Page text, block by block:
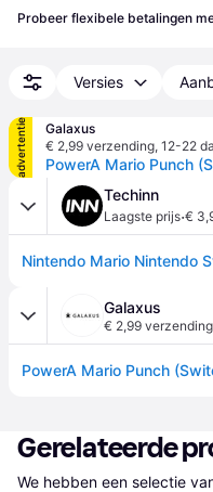
Probeer flexibele betalingen
Versies
advertentie
Galaxus
€ 2,99 verzending, 12-22
Techinn
Laagste prijs·€
Galaxus
€ 2,99 verzending
Gerelateerde
We hebben een selectie